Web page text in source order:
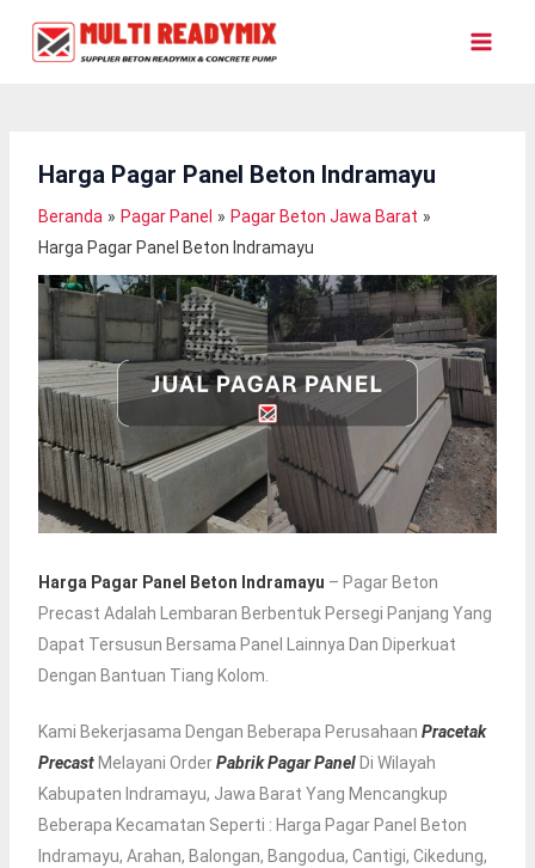
Harga Pagar Panel Beton Indramayu
Beranda Pagar Panel
Pagar Beton Jawa Barat
Harga Pagar Panel Beton Indramayu
Harga Pagar Panel Beton Indramayu – Pagar Beton
Precast Adalah Lembaran Berbentuk Persegi Panjang Yang
Dapat Tersusun Bersama Panel Lainnya Dan Diperkuat
Dengan Bantuan Tiang Kolom.
Kami Bekerjasama Dengan Beberapa Perusahaan Pracetak
PrecastMelayani OrderPabrik Pagar PanelDi Wilayah
Kabupaten Indramayu, Jawa Barat Yang Mencangkup
Beberapa Kecamatan Seperti : Harga Pagar Panel Beton
Indramayu, Arahan, Balongan, Bangodua, Cantigi, Cikedung,